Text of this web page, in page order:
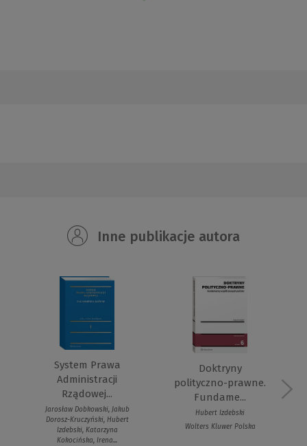
Inne publikacje autora
System Prawa
Administracji
Rządowej...
Jarosław Dobkowski, Jakub
Dorosz-Kruczyński, Hubert
Izdebski, Katarzyna
Kokocińska, Irena...
Doktryny
polityczno-prawne.
Fundame...
Hubert Izdebski
Wolters Kluwer Polska